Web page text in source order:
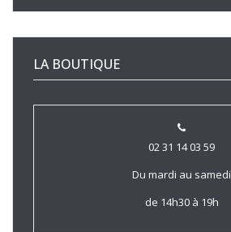
LA BOUTIQUE
02 31 14 03 59
Du mardi au samedi
de 14h30 à 19h